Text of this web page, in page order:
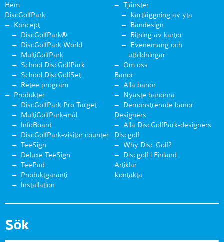
Hem
DiscGolfPark
Koncept
DiscGolfPark®
DiscGolfPark World
MultiGolfPark
School DiscGolfPark
School DiscGolfSet
Retee program
Produkter
DiscGolfPark Pro Target
MultiGolfPark-mål
InfoBoard
DiscGolfPark-visitor counter
TeeSign
Deluxe TeeSign
TeePad
Produktgaranti
Installation
Tjänster
Kartläggning av yta
Bandesign
Ritning av kartor
Evenemang och
utbildningar
Om oss
Banor
Alla banor
Nyaste banorna
Demonstrerade banor
Designers
Alla DiscGolfPark-designers
Discgolf
Why Disc Golf?
Discgolf i Finland
Artiklar
Kontakta
Sök